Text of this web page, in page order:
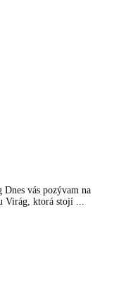
vás pozývam na
Virág, ktorá stojí ...